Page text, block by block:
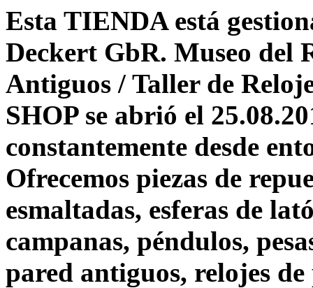
Esta TIENDA está
Deckert GbR. Museo del
Antiguos / Taller de
SHOP se abrió el
constantemente desde
Ofrecemos piezas de
esmaltadas, esferas de
campanas, péndulos,
pared antiguos, relojes de